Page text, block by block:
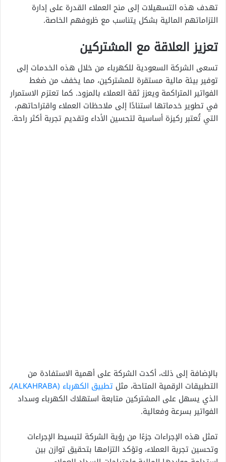
تهدف هذه التسهيلات إلى منح العملاء القدرة على إدارة
التزاماتهم المالية بشكل يتناسب مع ظروفهم الخاصة.
تعزيز العلاقة مع المشتركين
تسعى الشركة السعودية للكهرباء من خلال هذه الخدمات إلى
توفير بيئة مالية مستقرة للمشتركين، مما يخفف من ضغط
الفواتير المتراكمة ويعزز ثقة العملاء بالمزود. كما تعتزم الاستمرار
في تطوير خدماتها استنادًا إلى ملاحظات العملاء واقتراحاتهم،
التي تُعتبر ركيزة أساسية لتحسين الأداء وتقديم تجربة أكثر راحة.
بالإضافة إلى ذلك، أكدت الشركة على أهمية الاستفادة من
التطبيقات الرقمية المتاحة، مثل تطبيق الكهرباء (ALKAHRABA)
،
الذي يسهل على المشتركين متابعة استهلاك الكهرباء وسداد
الفواتير بسرعة وفعالية.
تمثل هذه الإجراءات جزءًا من رؤية الشركة لتبسيط الإجراءات
وتحسين تجربة العملاء، وتؤكد التزامها بتحقيق توازن بين